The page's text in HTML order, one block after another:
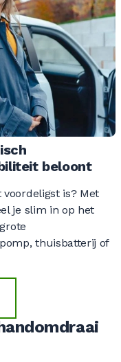
beloont
is? Met
je slim in op het
thuisbatterij of